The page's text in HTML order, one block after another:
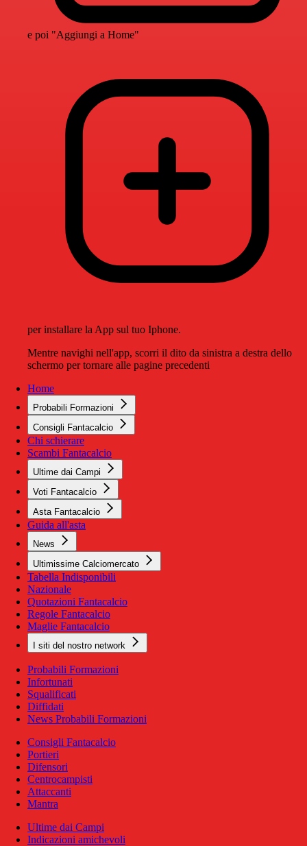
e poi "Aggiungi a Home"
per installare la App sul tuo Iphone.
Mentre navighi nell'app, scorri il dito da sinistra a destra dello
schermo per tornare alle pagine precedenti
Home
Probabili Formazioni
Consigli Fantacalcio
Chi schierare
Scambi Fantacalcio
Ultime dai Campi
Voti Fantacalcio
Asta Fantacalcio
Guida all'asta
News
Ultimissime Calciomercato
Tabella Indisponibili
Nazionale
Quotazioni Fantacalcio
Regole Fantacalcio
Maglie Fantacalcio
I siti del nostro network
Probabili Formazioni
Infortunati
Squalificati
Diffidati
News Probabili Formazioni
Consigli Fantacalcio
Portieri
Difensori
Centrocampisti
Attaccanti
Mantra
Ultime dai Campi
Indicazioni amichevoli